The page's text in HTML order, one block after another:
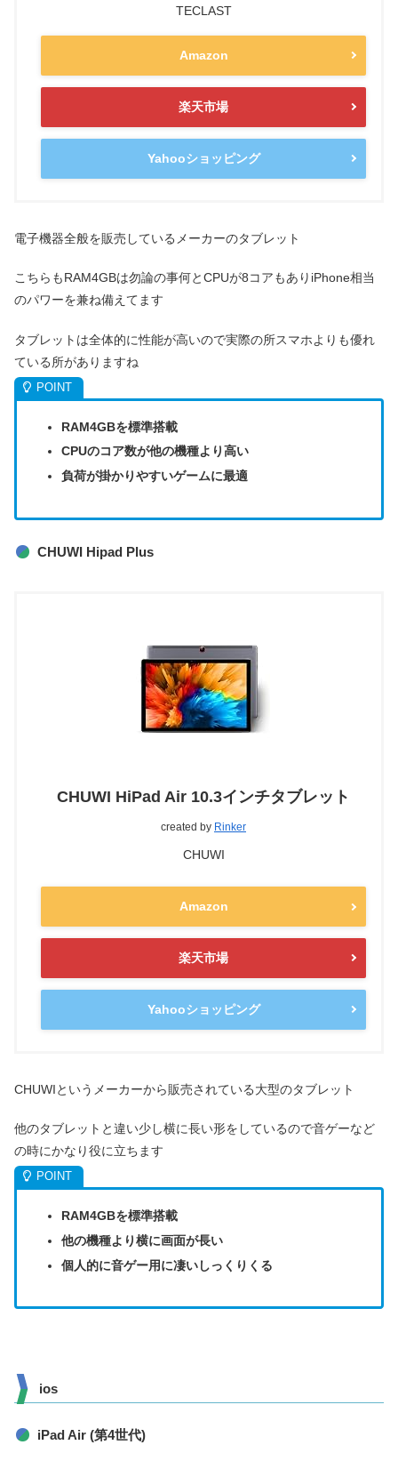
TECLAST
Amazon
楽天市場
Yahooショッピング
電子機器全般を販売しているメーカーのタブレット
こちらもRAM4GBは勿論の事何とCPUが8コアもありiPhone相当
のパワーを兼ね備えてます
タブレットは全体的に性能が高いので実際の所スマホよりも優れ
ている所がありますね
RAM4GBを標準搭載
CPUのコア数が他の機種より高い
負荷が掛かりやすいゲームに最適
CHUWI Hipad Plus
CHUWI HiPad Air 10.3インチタブレット
created by Rinker
CHUWI
Amazon
楽天市場
Yahooショッピング
CHUWIというメーカーから販売されている大型のタブレット
他のタブレットと違い少し横に長い形をしているので音ゲーなど
の時にかなり役に立ちます
RAM4GBを標準搭載
他の機種より横に画面が長い
個人的に音ゲー用に凄いしっくりくる
ios
iPad Air (第4世代)